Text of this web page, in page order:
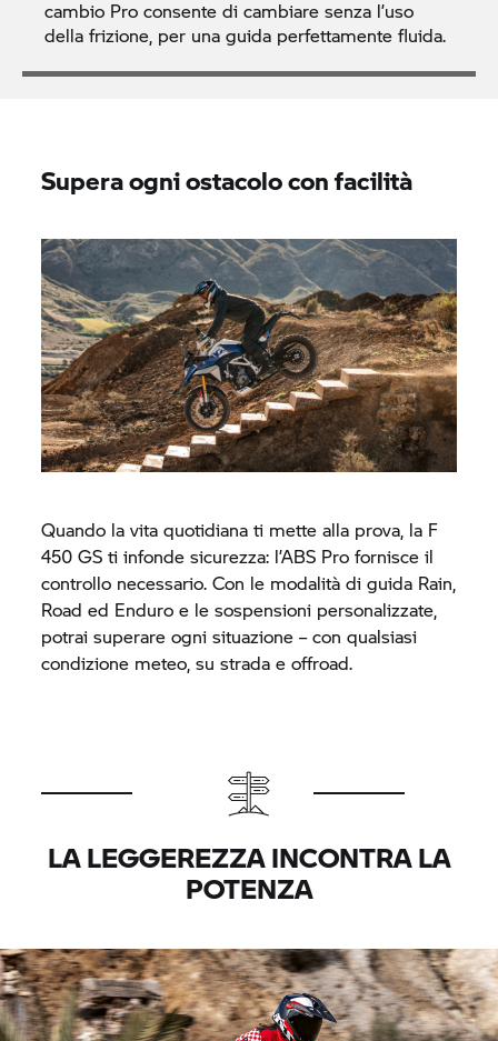
cambio Pro consente di cambiare senza l’uso
della frizione, per una guida perfettamente fluida.
Supera ogni ostacolo con facilità
Quando la vita quotidiana ti mette alla prova, la F
450 GS ti infonde sicurezza: l’ABS Pro fornisce il
controllo necessario. Con le modalità di guida Rain,
Road ed Enduro e le sospensioni personalizzate,
potrai superare ogni situazione – con qualsiasi
condizione meteo, su strada e offroad.
LA LEGGEREZZA INCONTRA LA
POTENZA